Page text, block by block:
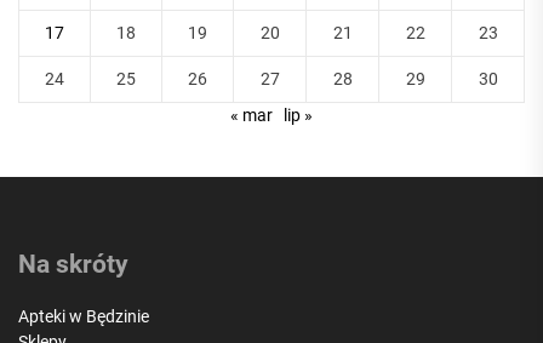
17 18 19 20 21 22 23
24 25 26 27 28 29
30
« mar
lip »
Na skróty
Apteki w Będzinie